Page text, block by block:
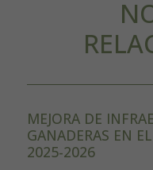
MEJORA DE
GANADERAS EN
2025-2026